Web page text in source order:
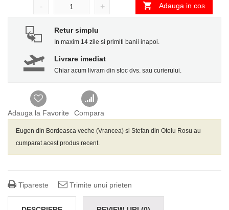
- + Adauga in cos
Retur simplu
In maxim 14 zile si primiti banii inapoi.
Livrare imediat
Chiar acum livram din stoc dvs. sau curierului.
Adauga la Favorite Compara
Eugen din Bordeasca veche (Vrancea) si Stefan din Otelu Rosu au
cumparat acest produs recent.
Tipareste Trimite unui prieten